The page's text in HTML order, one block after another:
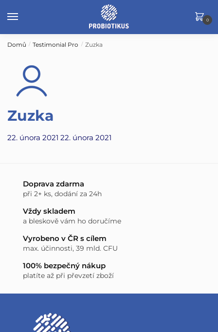
0
Domů / Testimonial Pro / Zuzka
Zuzka
22. února 2021 22. února 2021
Doprava zdarma
při 2+ ks, dodání za 24h
Vždy skladem
a bleskově vám ho doručíme
Vyrobeno v ČR s cílem
max. účinnosti, 39 mld. CFU
100% bezpečný nákup
platíte až při převzetí zboží